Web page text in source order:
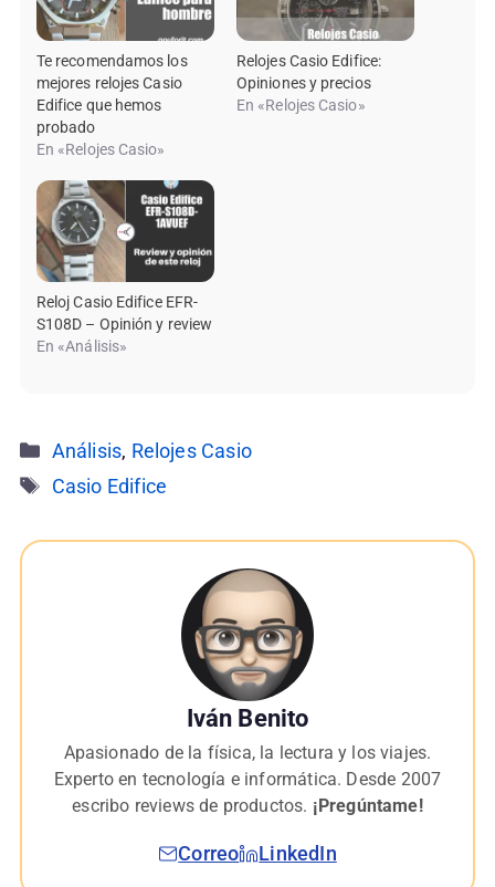
Te recomendamos los
mejores relojes Casio
Edifice que hemos
probado
En «Relojes Casio»
Relojes Casio Edifice:
Opiniones y precios
En «Relojes Casio»
Reloj Casio Edifice EFR-
S108D – Opinión y review
En «Análisis»
Categorías
Análisis, Relojes Casio
Etiquetas
Casio Edifice
Iván Benito
Apasionado de la física, la lectura y los viajes.
Experto en tecnología e informática. Desde 2007
escribo reviews de productos. ¡Pregúntame!
Correo LinkedIn